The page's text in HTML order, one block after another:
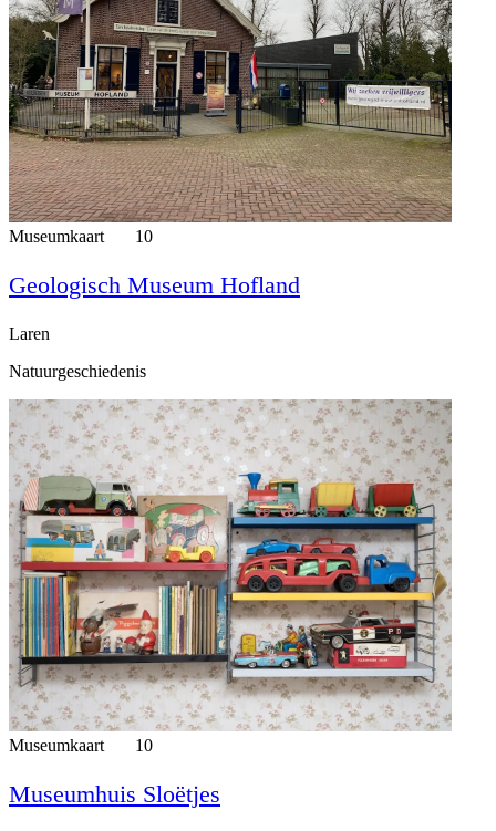
Museumkaart 10
Geologisch Museum Hofland
Laren
Natuurgeschiedenis
Museumkaart 10
Museumhuis Sloëtjes